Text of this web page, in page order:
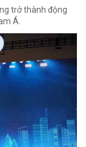
trở thành động
Á.